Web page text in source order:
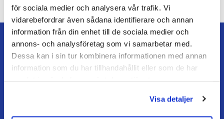
för sociala medier och analysera vår trafik. Vi
vidarebefordrar även sådana identifierare och annan
information från din enhet till de sociala medier och
annons- och analysföretag som vi samarbetar med.
Dessa kan i sin tur kombinera informationen med annan
information som du har tillhandahållit eller som de har
Visa detaljer